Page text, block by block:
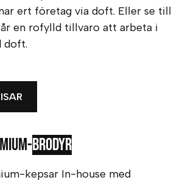
ert företag via doft. Eller se till
en rofylld tillvaro att arbeta i
doft.
brodyr
kepsar In-house med